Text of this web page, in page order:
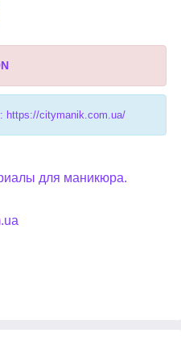
https://citymanik.com.ua/
для маникюра.